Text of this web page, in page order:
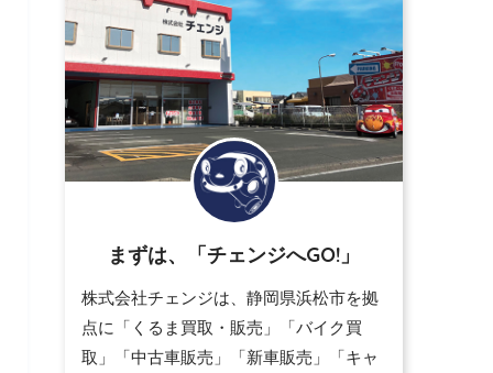
まずは、「チェンジへGO!」
株式会社チェンジは、静岡県浜松市を拠
点に「くるま買取・販売」「バイク買
取」「中古車販売」「新車販売」「キャ